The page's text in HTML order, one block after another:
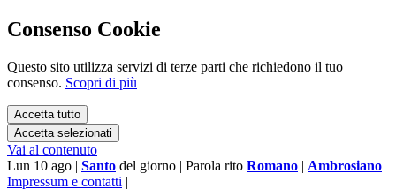
Consenso Cookie
Questo sito utilizza servizi di terze parti che richiedono il tuo
consenso. Scopri di più
Accetta tutto
Accetta selezionati
Vai al contenuto
Lun 10 ago | Santo del giorno | Parola rito Romano | Ambrosiano
Impressum e contatti |